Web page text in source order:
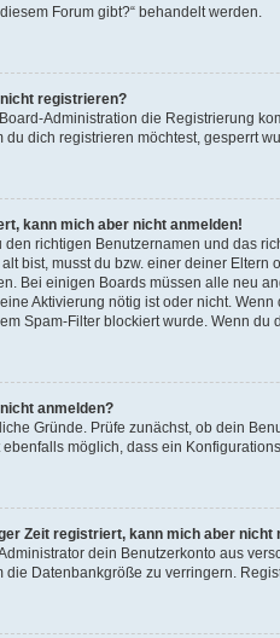
Forum gibt?“ behandelt werden.
registrieren?
Administration die Registrierung
du dich registrieren möchtest, gesperrt
kann mich aber nicht anmelden!
den richtigen Benutzernamen und das
bist, musst du bzw. einer deiner
Bei einigen Boards müssen alle neu
Aktivierung nötig ist oder nicht.
Spam-Filter blockiert wurde. Wenn
anmelden?
Gründe. Prüfe zunächst, ob dein
möglich, dass ein
Zeit registriert, kann mich aber nicht
dein Benutzerkonto aus
die Datenbankgröße zu verringern.